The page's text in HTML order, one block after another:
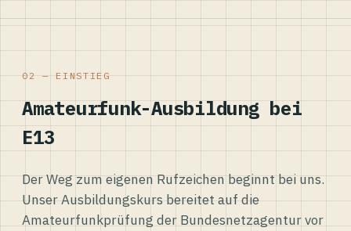
02 — EINSTIEG
Amateurfunk-Ausbildung bei
E13
Der Weg zum eigenen Rufzeichen beginnt bei uns.
Unser Ausbildungskurs bereitet auf die
Amateurfunkprüfung der Bundesnetzagentur vor